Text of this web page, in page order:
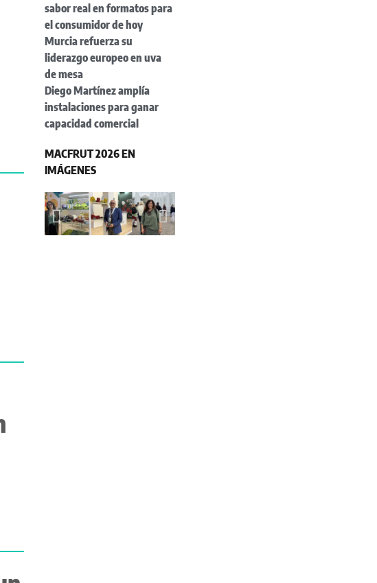
sabor real en formatos para
el consumidor de hoy
Murcia refuerza su
liderazgo europeo en uva
de mesa
Diego Martínez amplía
instalaciones para ganar
capacidad comercial
MACFRUT 2026 EN
IMÁGENES